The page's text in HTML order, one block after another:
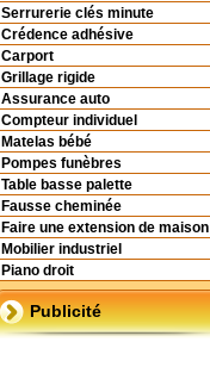
Serrurerie clés minute
Crédence adhésive
Carport
Grillage rigide
Assurance auto
Compteur individuel
Matelas bébé
Pompes funèbres
Table basse palette
Fausse cheminée
Faire une extension de maison
Mobilier industriel
Piano droit
Publicité